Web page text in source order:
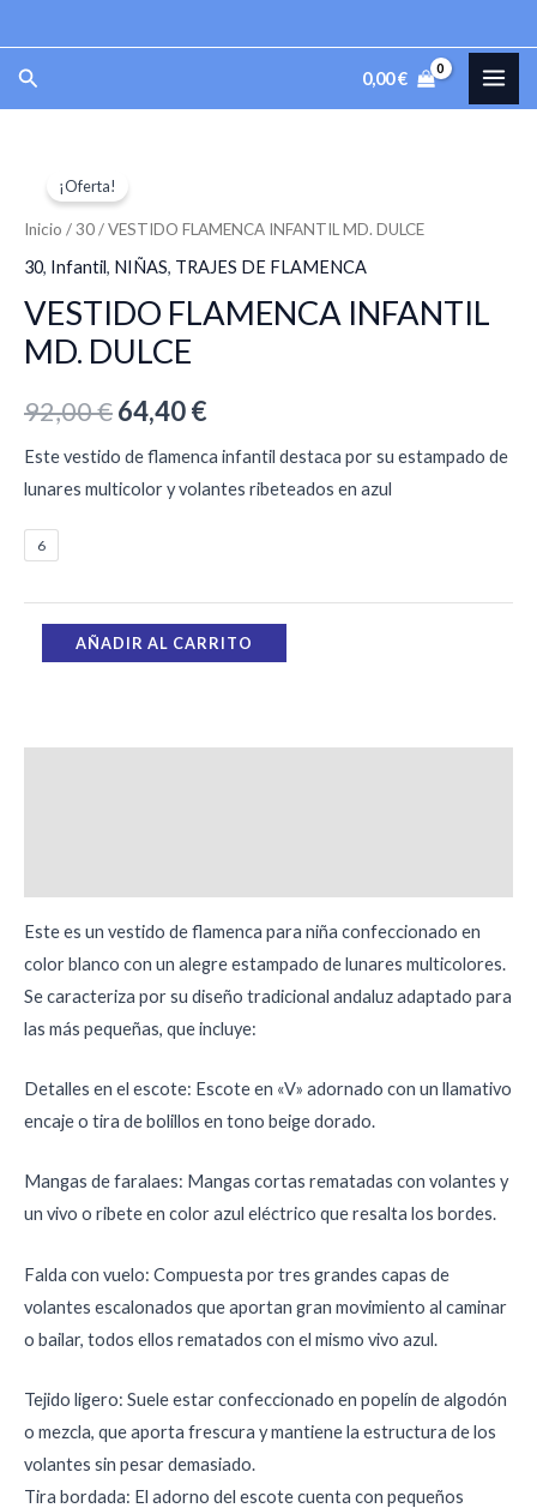
al
contenido
Buscar 0,00€
¡Oferta!
Inicio /30/ VESTIDO FLAMENCA INFANTIL MD. DULCE
30, Infantil, NIÑAS, TRAJES DE FLAMENCA
VESTIDO FLAMENCA INFANTIL
MD. DULCE
92,00€
precio
original
era:
92,00 €.
64,40€
precio
actual
es:
Este vestido de flamenca infantil destaca por su estampado de
lunares multicolor y volantes ribeteados en azul
6
FLAMENCA
INFANTIL
MD.
cantidad
AÑADIR AL CARRITO
Este es un vestido de flamenca para niña confeccionado en
color blanco con un alegre estampado de lunares multicolores.
Se caracteriza por su diseño tradicional andaluz adaptado para
las más pequeñas, que incluye:
Detalles en el escote: Escote en «V» adornado con un llamativo
encaje o tira de bolillos en tono beige dorado.
Mangas de faralaes: Mangas cortas rematadas con volantes y
un vivo o ribete en color azul eléctrico que resalta los bordes.
Falda con vuelo: Compuesta por tres grandes capas de
volantes escalonados que aportan gran movimiento al caminar
o bailar, todos ellos rematados con el mismo vivo azul.
Tejido ligero: Suele estar confeccionado en popelín de algodón
o mezcla, que aporta frescura y mantiene la estructura de los
volantes sin pesar demasiado.
Tira bordada: El adorno del escote cuenta con pequeños